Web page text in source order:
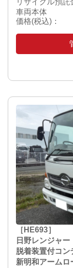
リサイクル預託
車両本体
価格(税込)：
［HE693］
日野レンジャー
脱着装置付コン
新明和アームロ